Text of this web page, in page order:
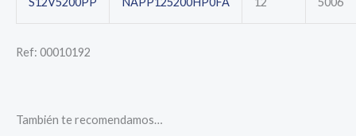
Ref: 00010192
También te recomendamos…